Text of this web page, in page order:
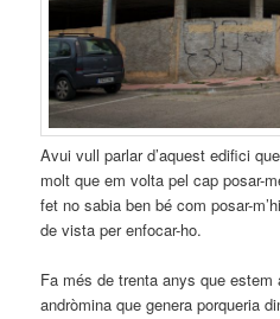
Avui vull parlar d’aquest edifici
molt que em volta pel cap posar-
fet no sabia ben bé com posar-
de vista per enfocar-ho.
Fa més de trenta anys que
andròmina que genera porqueria